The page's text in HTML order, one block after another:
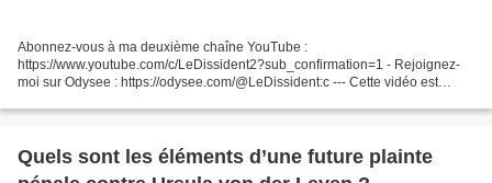
Abonnez-vous à ma deuxième chaîne YouTube :
https://www.youtube.com/c/LeDissident2?sub_confirmation=1 - Rejoignez-
moi sur Odysee : https://odysee.com/@LeDissident:c --- Cette vidéo est
Quels sont les éléments d’une future plainte